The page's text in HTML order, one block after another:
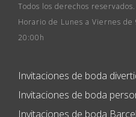
Todos los derechos reservados.
Horario de Lunes a Viernes
20:00h
Invitaciones de boda
Invitaciones de boda
Invitaciones de boda